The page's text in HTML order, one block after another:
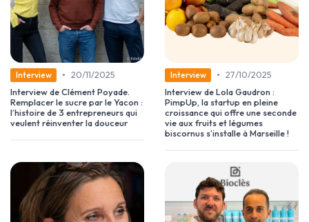
Interview • 20/11/2025
Interview de Clément Poyade.
Remplacer le sucre par le Yacon :
l’histoire de 3 entrepreneurs qui
veulent réinventer la douceur
Interview • 27/10/2025
Interview de Lola Gaudron :
PimpUp, la startup en pleine
croissance qui offre une seconde
vie aux fruits et légumes
biscornus s’installe à Marseille !